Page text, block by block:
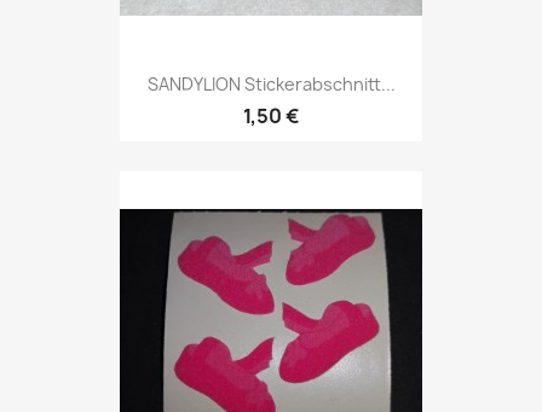
SANDYLION Stickerabschnitt...
1,50 €